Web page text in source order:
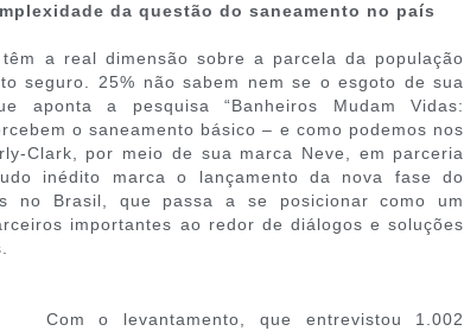
da questão do saneamento no país
a real dimensão sobre a parcela da população
seguro. 25% não sabem nem se o esgoto de sua
a pesquisa “Banheiros Mudam Vidas:
o saneamento básico – e como podemos nos
Clark, por meio de sua marca Neve, em parceria
inédito marca o lançamento da nova fase do
no Brasil, que passa a se posicionar como um
importantes ao redor de diálogos e soluções
Com o levantamento, que entrevistou 1.002